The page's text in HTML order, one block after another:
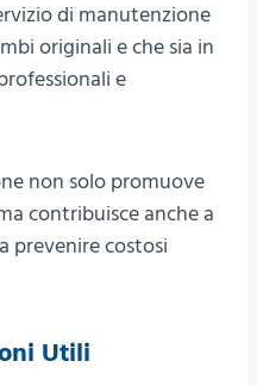
di manutenzione
originali e che sia in
e
non solo promuove
contribuisce anche a
prevenire costosi
Utili